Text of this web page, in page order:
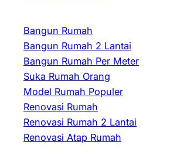
Bangun Rumah
Bangun Rumah 2 Lantai
Bangun Rumah Per Meter
Suka Rumah Orang
Model Rumah Populer
Renovasi Rumah
Renovasi Rumah 2 Lantai
Renovasi Atap Rumah